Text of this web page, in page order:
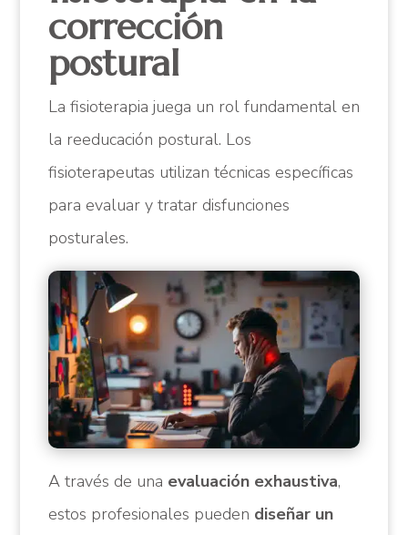
corrección
postural
La fisioterapia juega un rol fundamental en
la reeducación postural. Los
fisioterapeutas utilizan técnicas específicas
para evaluar y tratar disfunciones
posturales.
A través de una evaluación exhaustiva,
estos profesionales pueden diseñar un